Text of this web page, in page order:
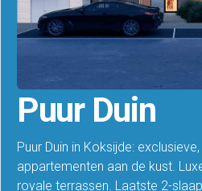
Puur Duin
Puur Duin in Koksijde:
appartementen aan de kust.
royale terrassen. Laatste 2-